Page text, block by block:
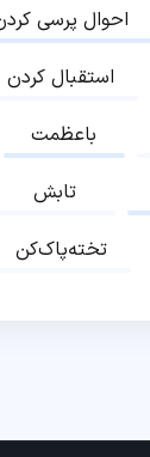
احوال پرسی
استقبال کردن
باعظمت
تابش
تخته‌پاک‌کن